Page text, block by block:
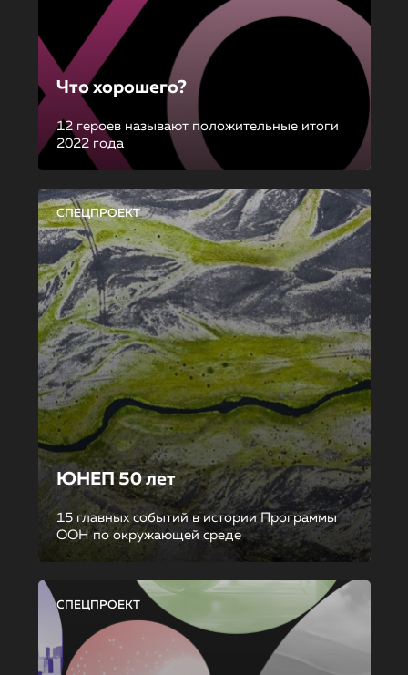
Что хорошего?
12 героев называют положительные итоги
2022 года
СПЕЦПРОЕКТ
ЮНЕП 50 лет
15 главных событий в истории Программы
ООН по окружающей среде
СПЕЦПРОЕКТ